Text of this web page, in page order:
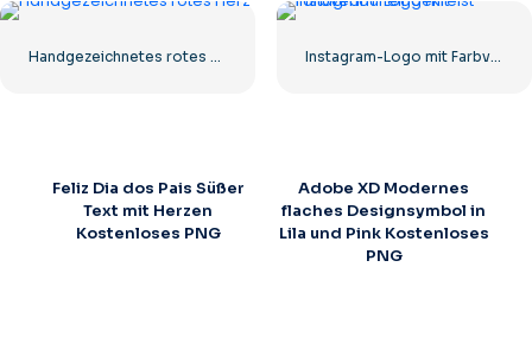
Handgezeichnetes rotes Herz Instagram-Logo mit Farbverlauf eingekreist
Feliz Dia dos Pais Süßer
Text mit Herzen
Kostenloses PNG
Adobe XD Modernes
flaches Designsymbol in
Lila und Pink Kostenloses
PNG